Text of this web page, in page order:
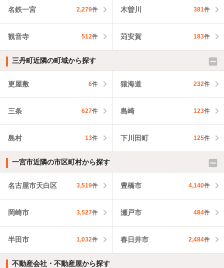
名鉄一宮 2,279件 木曽川 381件
観音寺 512件 苅安賀 183件
三丹町近隣の町域から探す
更屋敷 6件 猿海道 232件
三条 627件 島崎 123件
島村 13件 下川田町 125件
一宮市近隣の市区町村から探す
名古屋市天白区 3,519件 豊橋市 4,140件
岡崎市 3,527件 瀬戸市 484件
半田市 1,032件 春日井市 2,484件
不動産会社・不動産屋から探す